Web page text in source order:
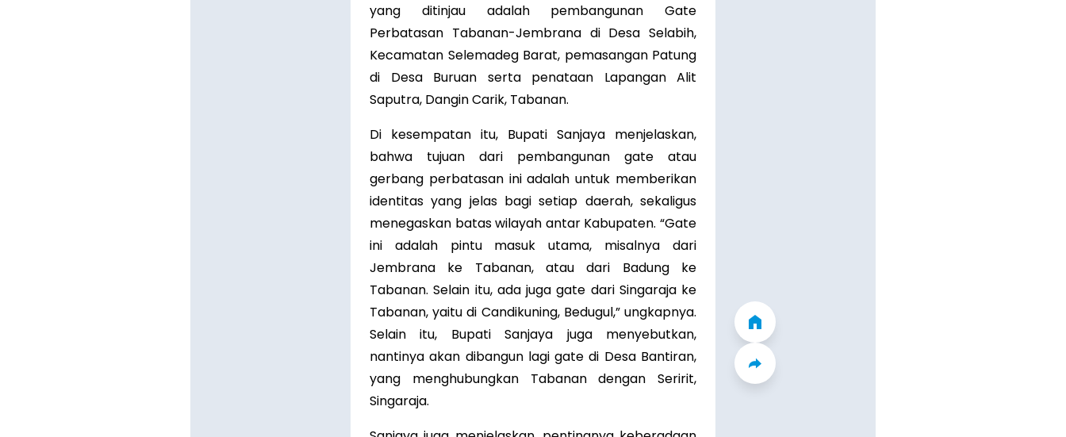
yang ditinjau adalah pembangunan Gate
Perbatasan Tabanan-Jembrana di Desa Selabih,
Kecamatan Selemadeg Barat, pemasangan Patung
di Desa Buruan serta penataan Lapangan Alit
Saputra, Dangin Carik, Tabanan.
Di kesempatan itu, Bupati Sanjaya menjelaskan,
bahwa tujuan dari pembangunan gate atau
gerbang perbatasan ini adalah untuk memberikan
identitas yang jelas bagi setiap daerah, sekaligus
menegaskan batas wilayah antar Kabupaten. “Gate
ini adalah pintu masuk utama, misalnya dari
Jembrana ke Tabanan, atau dari Badung ke
Tabanan. Selain itu, ada juga gate dari Singaraja ke
Tabanan, yaitu di Candikuning, Bedugul,” ungkapnya.
Selain itu, Bupati Sanjaya juga menyebutkan,
nantinya akan dibangun lagi gate di Desa Bantiran,
yang menghubungkan Tabanan dengan Seririt,
Singaraja.